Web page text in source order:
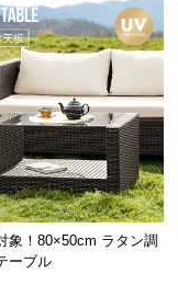
イストにあわ
。
象！80×50cm ラタン調
ーブル